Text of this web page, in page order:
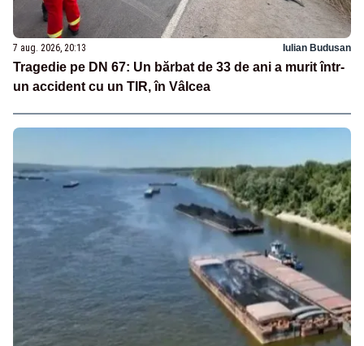
7 aug. 2026, 20:13 Iulian Budusan
Tragedie pe DN 67: Un bărbat de 33 de ani a murit într-
un accident cu un TIR, în Vâlcea